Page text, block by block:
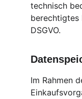
technisch
berechtigtes
DSGVO.
Im Rahmen